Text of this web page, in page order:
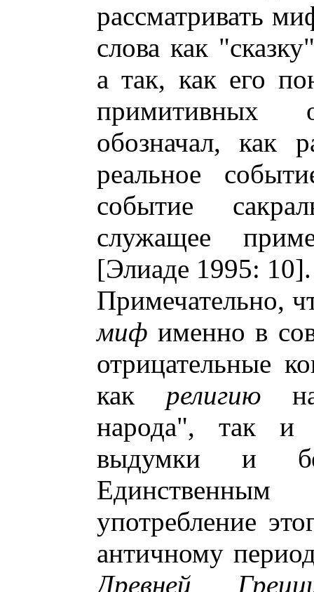
рассматривать
слова как
а так, как его
примитивных
обозначал, как
реальное
событие
служащее
[Элиаде 1995: 10].
Примечательно,
миф именно в
отрицательные
как религию
народа", так
выдумки и
употребление
античному
Древней